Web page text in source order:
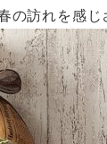
の訪れを感じ